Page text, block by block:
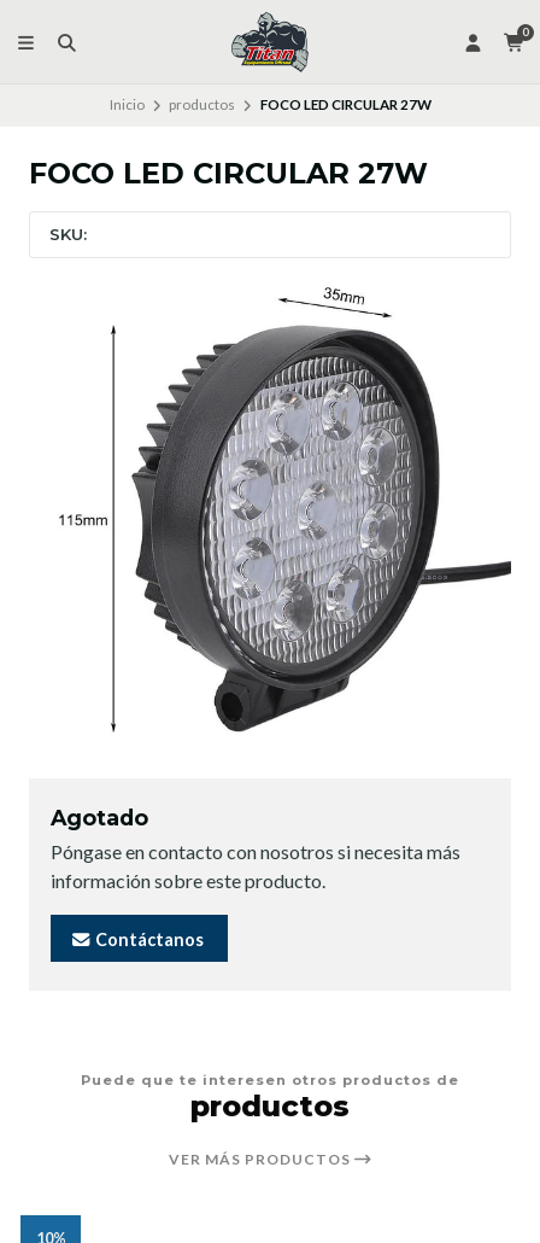
0
Inicio productos FOCO LED CIRCULAR 27W
FOCO LED CIRCULAR 27W
SKU:
Agotado
Póngase en contacto con nosotros si necesita más
información sobre este producto.
Contáctanos
Puede que te interesen otros productos de
productos
VER MÁS PRODUCTOS
10%